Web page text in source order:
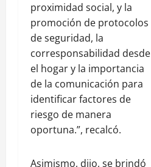
proximidad social, y la
promoción de protocolos
de seguridad, la
corresponsabilidad desde
el hogar y la importancia
de la comunicación para
identificar factores de
riesgo de manera
oportuna.”, recalcó.
Asimismo, dijo, se brindó